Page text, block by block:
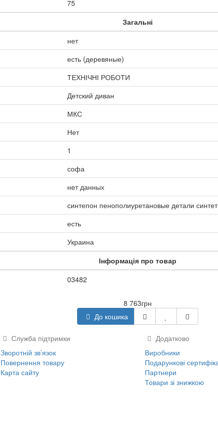
75
Загальні
нет
есть (деревяные)
ТЕХНІЧНІ РОБОТИ
Детский диван
МКС
Нет
1
софа
нет данных
синтепон пенополиуретановые детали
есть
Украина
Інформація про товар
03482
8 763грн
До кошика
Служба підтримки
Зворотній зв’язок
Повернення товару
Карта сайту
Додатково
Виробники
Подарункові
Партнери
Товари зі знижкою